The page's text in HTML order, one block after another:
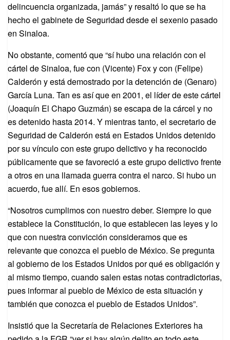
delincuencia organizada, jamás” y resaltó lo que se ha
hecho el gabinete de Seguridad desde el sexenio pasado
en Sinaloa.
No obstante, comentó que “sí hubo una relación con el
cártel de Sinaloa, fue con (Vicente) Fox y con (Felipe)
Calderón y está demostrado por la detención de (Genaro)
García Luna. Tan es así que en 2001, el líder de este cártel
(Joaquín El Chapo Guzmán) se escapa de la cárcel y no
es detenido hasta 2014. Y mientras tanto, el secretario de
Seguridad de Calderón está en Estados Unidos detenido
por su vínculo con este grupo delictivo y ha reconocido
públicamente que se favoreció a este grupo delictivo frente
a otros en una llamada guerra contra el narco. Si hubo un
acuerdo, fue allí. En esos gobiernos.
“Nosotros cumplimos con nuestro deber. Siempre lo que
establece la Constitución, lo que establecen las leyes y lo
que con nuestra convicción consideramos que es
relevante que conozca el pueblo de México. Se pregunta
al gobierno de los Estados Unidos por qué es obligación y
al mismo tiempo, cuando salen estas notas contradictorias,
pues informar al pueblo de México de esta situación y
también que conozca el pueblo de Estados Unidos”.
Insistió que la Secretaría de Relaciones Exteriores ha